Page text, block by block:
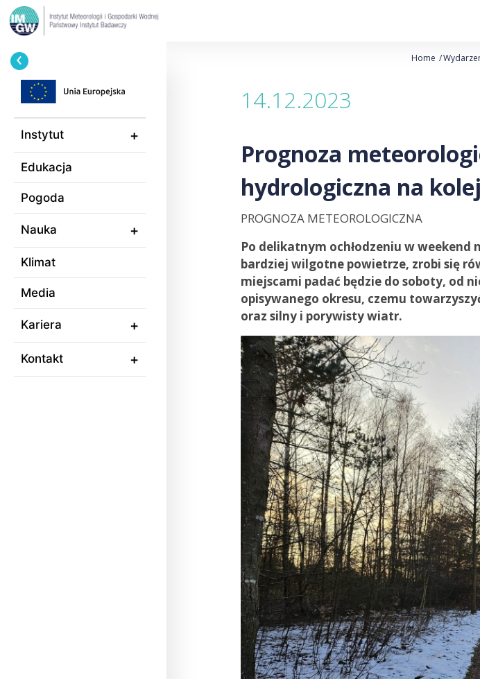
Przejdź
do
treści
Instytut
Edukacja
Pogoda
Nauka
Klimat
Media
Kariera
Kontakt
Home
14.12.2023
Prognoza
hydrologiczna na
PROGNOZA METEOROLOGICZNA
Po delikatnym ochłodzeniu w weekend
bardziej wilgotne powietrze, zrobi się
miejscami padać będzie do soboty, od
opisywanego okresu, czemu
oraz silny i porywisty wiatr.